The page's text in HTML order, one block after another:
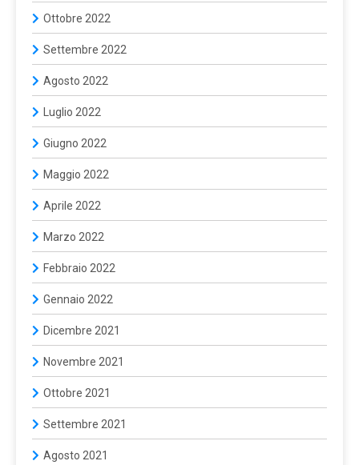
Ottobre 2022
Settembre 2022
Agosto 2022
Luglio 2022
Giugno 2022
Maggio 2022
Aprile 2022
Marzo 2022
Febbraio 2022
Gennaio 2022
Dicembre 2021
Novembre 2021
Ottobre 2021
Settembre 2021
Agosto 2021